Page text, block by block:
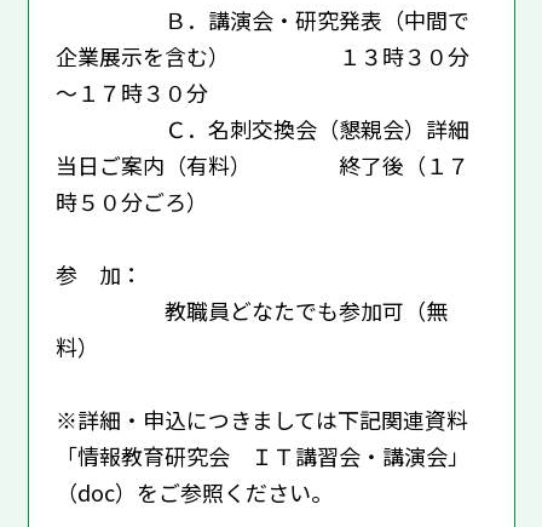
Ｂ．講演会・研究発表（中間で
企業展示を含む） １３時３０分
～１７時３０分
Ｃ．名刺交換会（懇親会）詳細
当日ご案内（有料） 終了後（１７
時５０分ごろ）
参 加：
教職員どなたでも参加可（無
料）
※詳細・申込につきましては下記関連資料
「情報教育研究会 ＩＴ講習会・講演会」
（doc）をご参照ください。